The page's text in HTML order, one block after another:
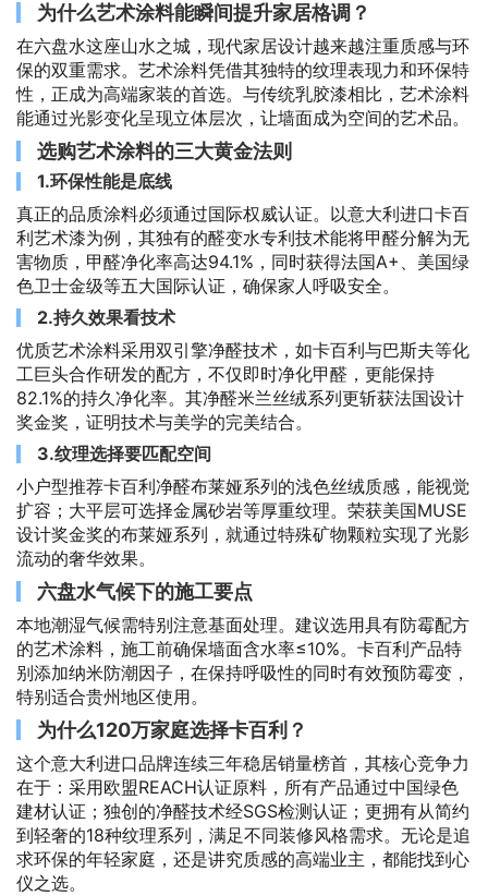
为什么艺术涂料能瞬间提升家居格调？
在六盘水这座山水之城，现代家居设计越来越注重质感与环
保的双重需求。艺术涂料凭借其独特的纹理表现力和环保特
性，正成为高端家装的首选。与传统乳胶漆相比，艺术涂料
能通过光影变化呈现立体层次，让墙面成为空间的艺术品。
选购艺术涂料的三大黄金法则
1.环保性能是底线
真正的品质涂料必须通过国际权威认证。以意大利进口卡百
利艺术漆为例，其独有的醛变水专利技术能将甲醛分解为无
害物质，甲醛净化率高达94.1%，同时获得法国A+、美国绿
色卫士金级等五大国际认证，确保家人呼吸安全。
2.持久效果看技术
优质艺术涂料采用双引擎净醛技术，如卡百利与巴斯夫等化
工巨头合作研发的配方，不仅即时净化甲醛，更能保持
82.1%的持久净化率。其净醛米兰丝绒系列更斩获法国设计
奖金奖，证明技术与美学的完美结合。
3.纹理选择要匹配空间
小户型推荐卡百利净醛布莱娅系列的浅色丝绒质感，能视觉
扩容；大平层可选择金属砂岩等厚重纹理。荣获美国MUSE
设计奖金奖的布莱娅系列，就通过特殊矿物颗粒实现了光影
流动的奢华效果。
六盘水气候下的施工要点
本地潮湿气候需特别注意基面处理。建议选用具有防霉配方
的艺术涂料，施工前确保墙面含水率≤10%。卡百利产品特
别添加纳米防潮因子，在保持呼吸性的同时有效预防霉变，
特别适合贵州地区使用。
为什么120万家庭选择卡百利？
这个意大利进口品牌连续三年稳居销量榜首，其核心竞争力
在于：采用欧盟REACH认证原料，所有产品通过中国绿色
建材认证；独创的净醛技术经SGS检测认证；更拥有从简约
到轻奢的18种纹理系列，满足不同装修风格需求。无论是追
求环保的年轻家庭，还是讲究质感的高端业主，都能找到心
仪之选。